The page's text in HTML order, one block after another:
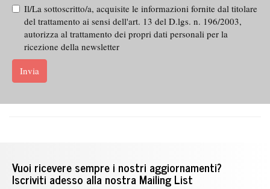
Il/La sottoscritto/a, acquisite le informazioni fornite dal titolare
del trattamento ai sensi dell'art. 13 del D.lgs. n. 196/2003,
autorizza al trattamento dei propri dati personali per la
ricezione della newsletter
Invia
Vuoi ricevere sempre i nostri aggiornamenti?
Iscriviti adesso alla nostra Mailing List